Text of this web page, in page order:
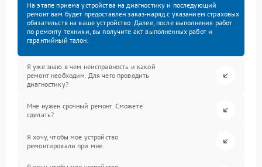
На этапе приема устройства на диагностику и последующий
ремонт вам будет предоставлен заказ-наряд с указанием страховых
обязательств на ваше устройство. Далее, после выполнения работ
по ремонту техники, вы получите акт выполненных работ и
гарантийный талон.
Я уже знаю в чем неисправность и какой
ремонт необходим. Для чего проводить
диагностику?
Мне нужен срочный ремонт. Сможете
сделать?
Я хочу, чтобы мое устройство
ремонтировали при мне.